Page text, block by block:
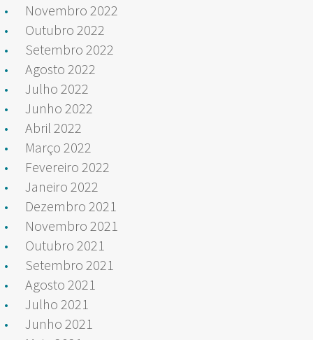
Novembro 2022
Outubro 2022
Setembro 2022
Agosto 2022
Julho 2022
Junho 2022
Abril 2022
Março 2022
Fevereiro 2022
Janeiro 2022
Dezembro 2021
Novembro 2021
Outubro 2021
Setembro 2021
Agosto 2021
Julho 2021
Junho 2021